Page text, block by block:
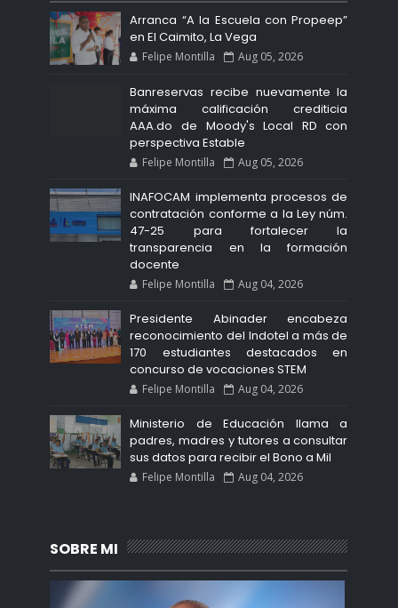
Arranca “A la Escuela con Propeep”
en El Caimito, La Vega
Felipe Montilla Aug 05, 2026
Banreservas recibe nuevamente la
máxima calificación crediticia
AAA.do de Moody's Local RD con
perspectiva Estable
Felipe Montilla Aug 05, 2026
INAFOCAM implementa procesos de
contratación conforme a la Ley núm.
47-25 para fortalecer la
transparencia en la formación
docente
Felipe Montilla Aug 04, 2026
Presidente Abinader encabeza
reconocimiento del Indotel a más de
170 estudiantes destacados en
concurso de vocaciones STEM
Felipe Montilla Aug 04, 2026
Ministerio de Educación llama a
padres, madres y tutores a consultar
sus datos para recibir el Bono a Mil
Felipe Montilla Aug 04, 2026
SOBRE MI